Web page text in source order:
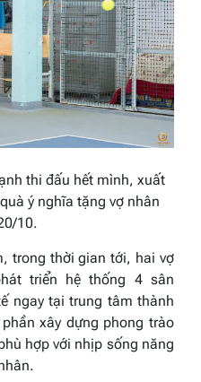
thi đấu hết mình, xuất
ý nghĩa tặng vợ nhân
10.
trong thời gian tới, hai vợ
triển hệ thống 4 sân
ngay tại trung tâm thành
xây dựng phong trào
hợp với nhịp sống năng